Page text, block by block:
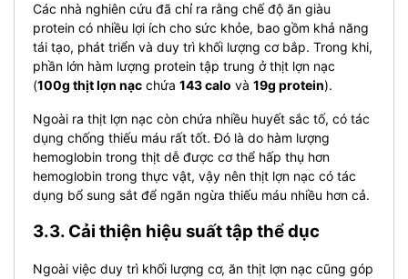
Các nhà nghiên cứu đã chỉ ra rằng chế độ ăn giàu
protein có nhiều lợi ích cho sức khỏe, bao gồm khả năng
tái tạo, phát triển và duy trì khối lượng cơ bắp. Trong khi,
phần lớn hàm lượng protein tập trung ở thịt lợn nạc
(100g thịt lợn nạc chứa 143 calo và 19g protein).
Ngoài ra thịt lợn nạc còn chứa nhiều huyết sắc tố, có tác
dụng chống thiếu máu rất tốt. Đó là do hàm lượng
hemoglobin trong thịt dễ được cơ thể hấp thụ hơn
hemoglobin trong thực vật, vậy nên thịt lợn nạc có tác
dụng bổ sung sắt để ngăn ngừa thiếu máu nhiều hơn cả.
3.3. Cải thiện hiệu suất tập thể dục
Ngoài việc duy trì khối lượng cơ, ăn thịt lợn nạc cũng góp